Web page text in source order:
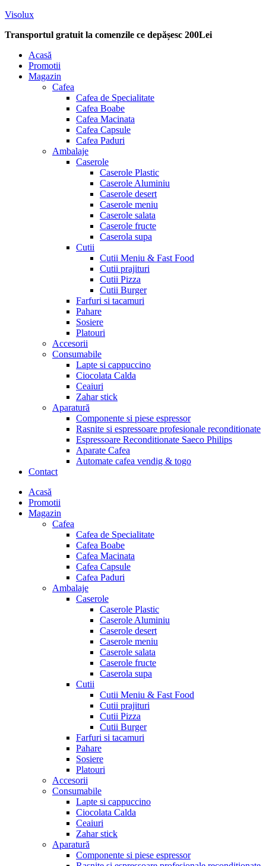
Visolux
Transportul gratuit la comenzile ce depășesc 200Lei
Menu
Acasă
Promotii
Magazin
Cafea
Cafea de Specialitate
Cafea Boabe
Cafea Macinata
Cafea Capsule
Cafea Paduri
Ambalaje
Caserole
Caserole Plastic
Caserole Aluminiu
Caserole desert
Caserole meniu
Caserole salata
Caserole fructe
Caserola supa
Cutii
Cutii Meniu & Fast Food
Cutii prajituri
Cutii Pizza
Cutii Burger
Farfuri si tacamuri
Pahare
Sosiere
Platouri
Accesorii
Consumabile
Lapte si cappuccino
Ciocolata Calda
Ceaiuri
Zahar stick
Aparatură
Componente si piese espressor
Rasnite si espressoare profesionale reconditionate
Espressoare Reconditionate Saeco Philips
Aparate Cafea
Automate cafea vendig & togo
Contact
Menu
Acasă
Promotii
Magazin
Cafea
Cafea de Specialitate
Cafea Boabe
Cafea Macinata
Cafea Capsule
Cafea Paduri
Ambalaje
Caserole
Caserole Plastic
Caserole Aluminiu
Caserole desert
Caserole meniu
Caserole salata
Caserole fructe
Caserola supa
Cutii
Cutii Meniu & Fast Food
Cutii prajituri
Cutii Pizza
Cutii Burger
Farfuri si tacamuri
Pahare
Sosiere
Platouri
Accesorii
Consumabile
Lapte si cappuccino
Ciocolata Calda
Ceaiuri
Zahar stick
Aparatură
Componente si piese espressor